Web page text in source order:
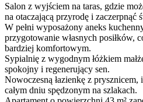
Salon z wyjściem na taras, gdzie
na otaczającą przyrodę i zaczerpnąć
W pełni wyposażony aneks
przygotowanie własnych posiłków,
bardziej komfortowym.
Sypialnię z wygodnym łóżkiem
spokojny i regenerujący sen.
Nowoczesną łazienkę z
całym dniu spędzonym na szlakach.